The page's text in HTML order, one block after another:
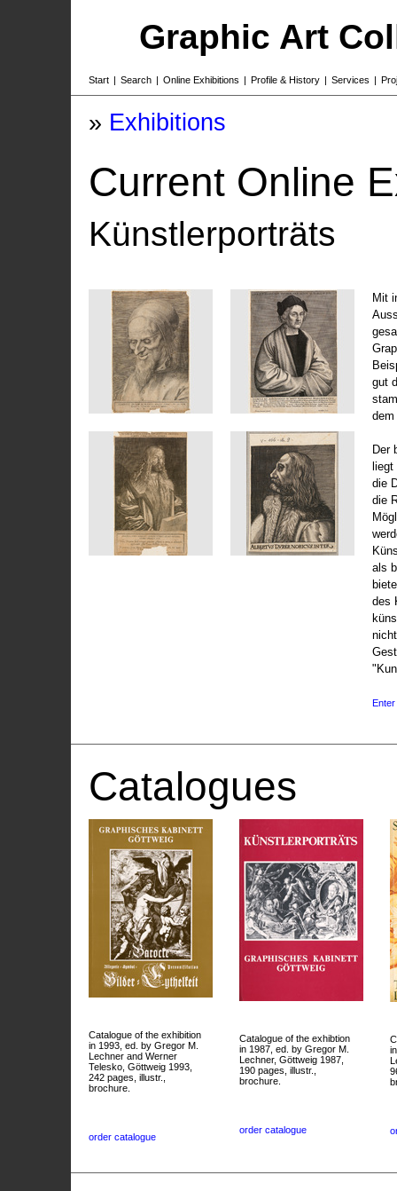
Graphic Art
Start | Search | Online Exhibitions | Profile & History | Services |
» Exhibitions
Current Online
Künstlerporträts
Mit
gut
dem
Der
die
die
als
des
Enter
Catalogues
Catalogue of the exhibition
in 1993, ed. by Gregor M.
Lechner and Werner
Telesko, Göttweig 1993,
242 pages, illustr.,
brochure.
order catalogue
Catalogue of the exhibtion
in 1987, ed. by Gregor M.
Lechner, Göttweig 1987,
190 pages, illustr.,
brochure.
order catalogue